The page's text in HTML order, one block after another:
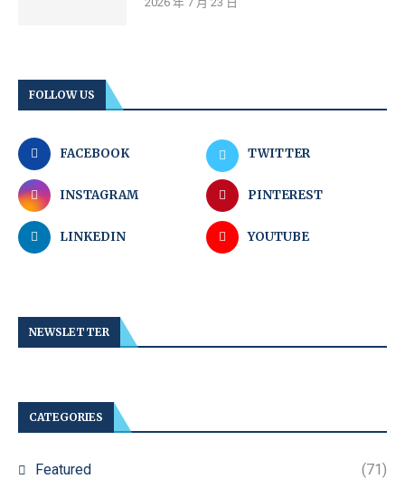
FOLLOW US
FACEBOOK TWITTER
INSTAGRAM PINTEREST
LINKEDIN YOUTUBE
NEWSLETTER
CATEGORIES
Featured (71)